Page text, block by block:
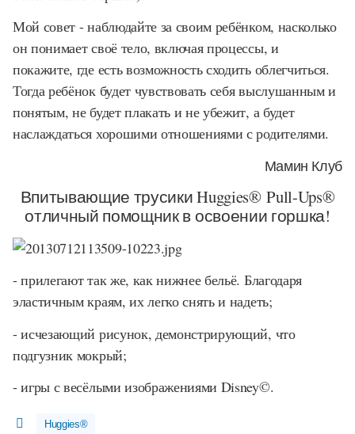
Мой совет - наблюдайте за своим ребёнком, насколько
он понимает своё тело, включая процессы, и
покажите, где есть возможность сходить облегчиться.
Тогда ребёнок будет чувствовать себя выслушанным и
понятым, не будет плакать и не убежит, а будет
наслаждаться хорошими отношениями с родителями.
Мамин Клуб
Впитывающие трусики Huggies® Pull-Ups®
отличный помощник в освоении горшка!
- прилегают так же, как нижнее бельё. Благодаря
эластичным краям, их легко снять и надеть;
- исчезающий рисунок, демонстрирующий, что
подгузник мокрый;
- игры с весёлыми изображениями Disney©.
Huggies®